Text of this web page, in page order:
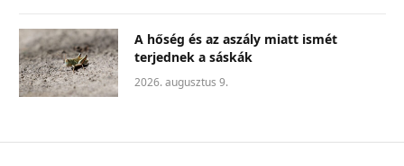
A hőség és az aszály miatt ismét
terjednek a sáskák
2026. augusztus 9.